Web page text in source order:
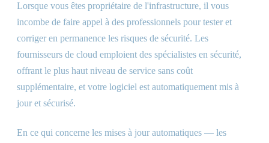
Lorsque vous êtes propriétaire de l'infrastructure, il vous
incombe de faire appel à des professionnels pour tester et
corriger en permanence les risques de sécurité. Les
fournisseurs de cloud emploient des spécialistes en sécurité,
offrant le plus haut niveau de service sans coût
supplémentaire, et votre logiciel est automatiquement mis à
jour et sécurisé.
En ce qui concerne les mises à jour automatiques — les